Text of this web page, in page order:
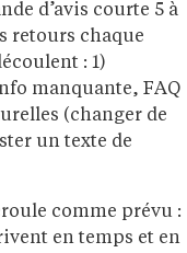
d’avis courte 5 à
retours chaque
: 1)
manquante, FAQ
(changer de
un texte de
comme prévu :
en temps et en